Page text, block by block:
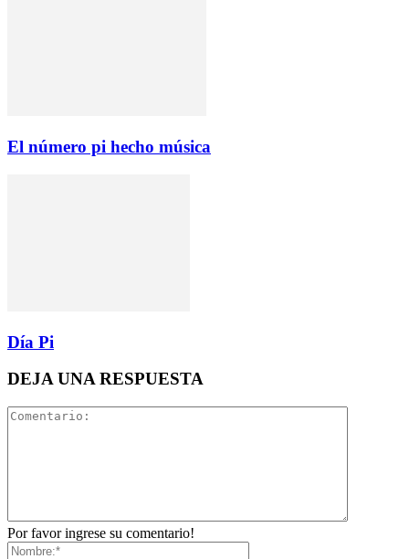
El número pi hecho música
Día Pi
DEJA UNA RESPUESTA
Por favor ingrese su comentario!